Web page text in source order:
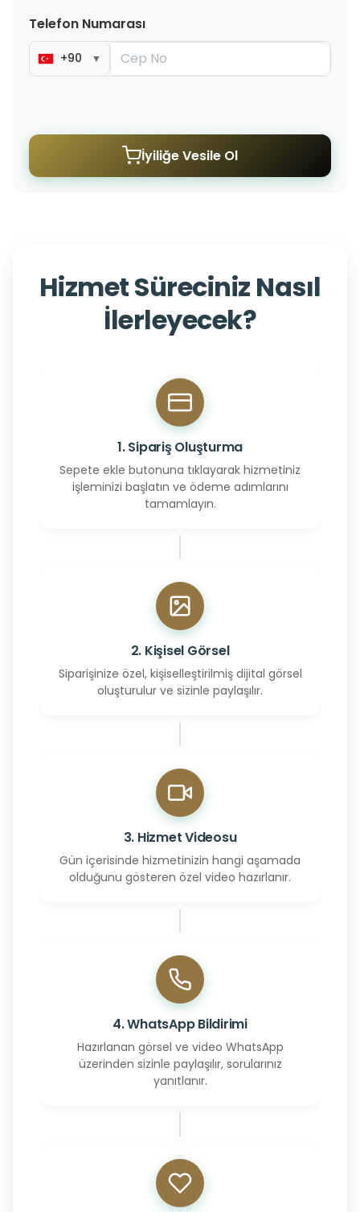
Telefon Numarası
+90 ▼
İyiliğe Vesile Ol
Hizmet Süreciniz Nasıl
İlerleyecek?
1. Sipariş Oluşturma
Sepete ekle butonuna tıklayarak hizmetiniz
işleminizi başlatın ve ödeme adımlarını
tamamlayın.
2. Kişisel Görsel
Siparişinize özel, kişiselleştirilmiş dijital görsel
oluşturulur ve sizinle paylaşılır.
3. Hizmet Videosu
Gün içerisinde hizmetinizin hangi aşamada
olduğunu gösteren özel video hazırlanır.
4. WhatsApp Bildirimi
Hazırlanan görsel ve video WhatsApp
üzerinden sizinle paylaşılır, sorularınız
yanıtlanır.